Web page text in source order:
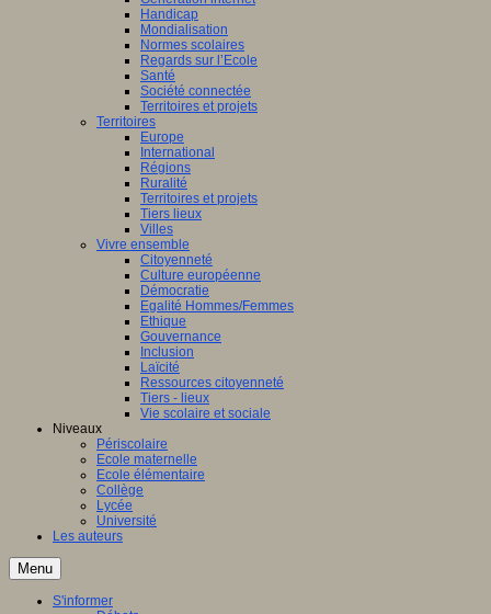
Handicap
Mondialisation
Normes scolaires
Regards sur l’Ecole
Santé
Société connectée
Territoires et projets
Territoires
Europe
International
Régions
Ruralité
Territoires et projets
Tiers lieux
Villes
Vivre ensemble
Citoyenneté
Culture européenne
Démocratie
Egalité Hommes/Femmes
Ethique
Gouvernance
Inclusion
Laïcité
Ressources citoyenneté
Tiers - lieux
Vie scolaire et sociale
Niveaux
Périscolaire
Ecole maternelle
Ecole élémentaire
Collège
Lycée
Université
Les auteurs
Menu
S'informer